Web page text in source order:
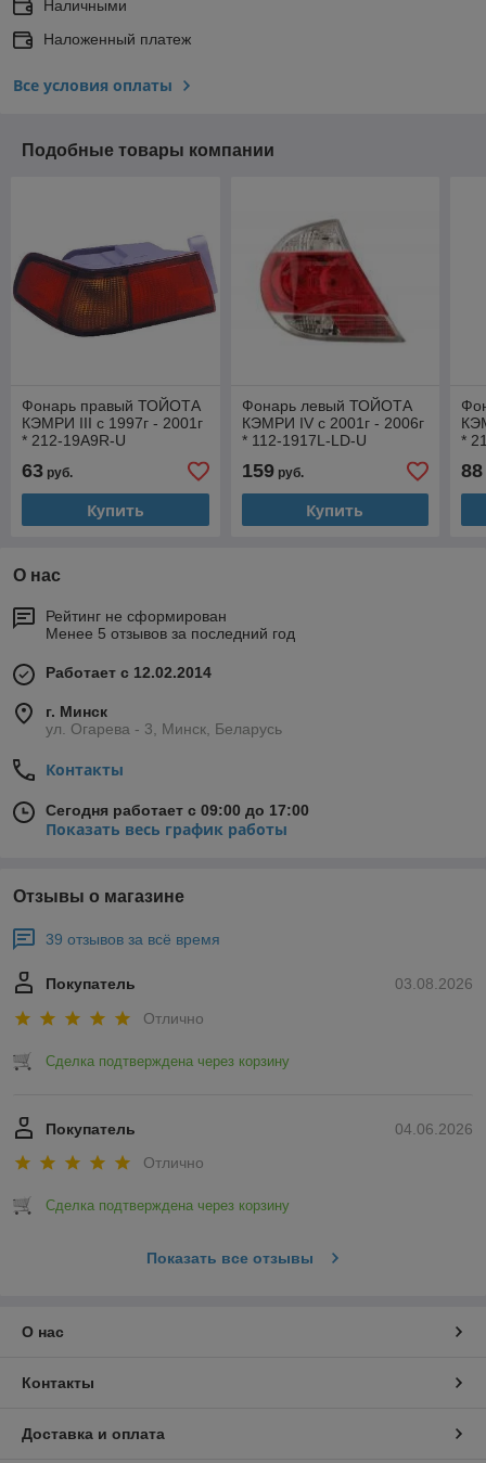
Наличными
Наложенный платеж
Все условия оплаты
Подобные товары компании
Фонарь правый ТОЙОТА
КЭМРИ III с 1997г - 2001г
* 212-19A9R-U
63 руб.
Купить
Фонарь левый ТОЙОТА
КЭМРИ IV с 2001г - 2006г
* 112-1917L-LD-U
159руб.
Купить
*
88
О нас
Рейтинг не сформирован
Менее 5 отзывов за последний год
Работает с 12.02.2014
г. Минск
ул. Огарева - 3, Минск, Беларусь
Контакты
Сегодня работает с 09:00 до 17:00
Показать весь график работы
Отзывы о магазине
39 отзывов за всё время
03.08.2026
Покупатель
Отлично
Сделка подтверждена через корзину
04.06.2026
Покупатель
Отлично
Сделка подтверждена через корзину
Показать все отзывы
О нас
Контакты
Доставка и оплата